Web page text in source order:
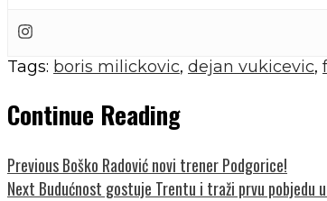
Tags: boris milickovic, dejan vukicevic,
Continue Reading
PreviousBoško Radović novi trener Podgorice!
Next Budućnost gostuje Trentu i traži prvu pobjedu